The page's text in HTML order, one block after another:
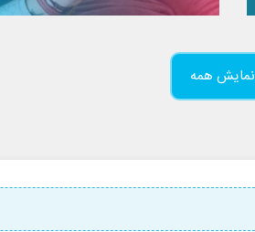
نمایش همه